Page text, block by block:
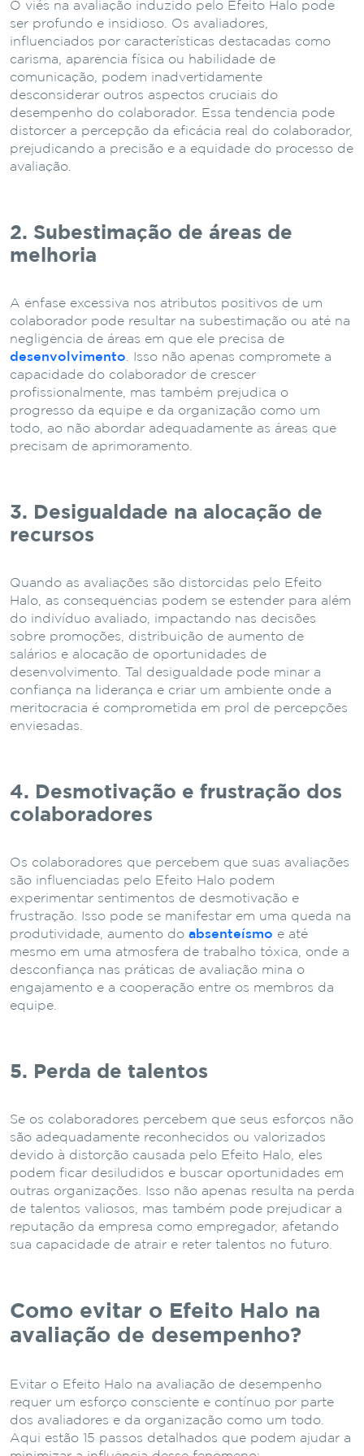
O viés na avaliação induzido pelo Efeito Halo pode
ser profundo e insidioso. Os avaliadores,
influenciados por características destacadas como
carisma, aparência física ou habilidade de
comunicação, podem inadvertidamente
desconsiderar outros aspectos cruciais do
desempenho do colaborador. Essa tendência pode
distorcer a percepção da eficácia real do colaborador,
prejudicando a precisão e a equidade do processo de
avaliação.
2. Subestimação de áreas de
melhoria
A ênfase excessiva nos atributos positivos de um
colaborador pode resultar na subestimação ou até na
negligência de áreas em que ele precisa de
desenvolvimento . Isso não apenas compromete a
capacidade do colaborador de crescer
profissionalmente, mas também prejudica o
progresso da equipe e da organização como um
todo, ao não abordar adequadamente as áreas que
precisam de aprimoramento.
3. Desigualdade na alocação de
recursos
Quando as avaliações são distorcidas pelo Efeito
Halo, as consequências podem se estender para além
do indivíduo avaliado, impactando nas decisões
sobre promoções, distribuição de aumento de
salários e alocação de oportunidades de
desenvolvimento. Tal desigualdade pode minar a
confiança na liderança e criar um ambiente onde a
meritocracia é comprometida em prol de percepções
enviesadas.
4. Desmotivação e frustração dos
colaboradores
Os colaboradores que percebem que suas avaliações
são influenciadas pelo Efeito Halo podem
experimentar sentimentos de desmotivação e
frustração. Isso pode se manifestar em uma queda na
produtividade, aumento do absenteísmo e até
mesmo em uma atmosfera de trabalho tóxica, onde a
desconfiança nas práticas de avaliação mina o
engajamento e a cooperação entre os membros da
equipe.
5. Perda de talentos
Se os colaboradores percebem que seus esforços não
são adequadamente reconhecidos ou valorizados
devido à distorção causada pelo Efeito Halo, eles
podem ficar desiludidos e buscar oportunidades em
outras organizações. Isso não apenas resulta na perda
de talentos valiosos, mas também pode prejudicar a
reputação da empresa como empregador, afetando
sua capacidade de atrair e reter talentos no futuro.
Como evitar o Efeito Halo na
avaliação de desempenho?
Evitar o Efeito Halo na avaliação de desempenho
requer um esforço consciente e contínuo por parte
dos avaliadores e da organização como um todo.
Aqui estão 15 passos detalhados que podem ajudar a